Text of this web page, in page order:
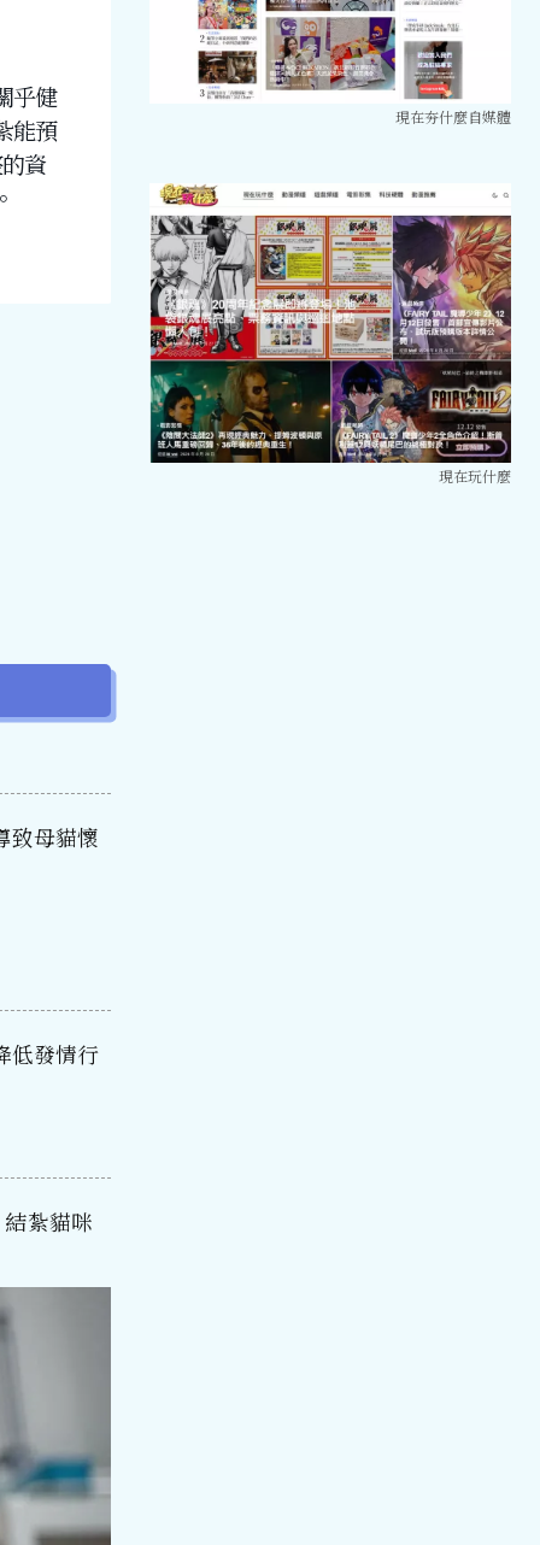
乎健
能預
資
致母貓懷
低發情行
紮貓咪
現在夯什麼自媒體
現在玩什麼